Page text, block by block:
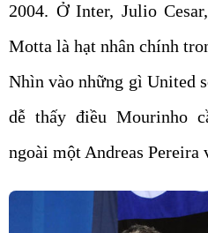
2004. Ở Inter, Julio
Motta là hạt nhân chính
Nhìn vào những gì United
dễ thấy điều Mourinho
ngoài một Andreas Pereira